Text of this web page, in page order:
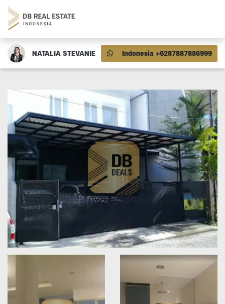
NATALIA STEVANIE Indonesia +6287887886999